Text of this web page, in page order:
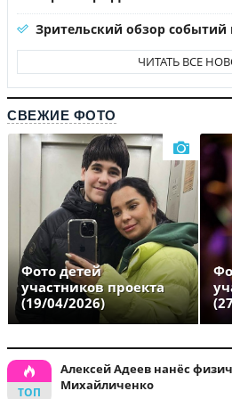
Зрительский обзор событий
ЧИТАТЬ ВСЕ
СВЕЖИЕ ФОТО
Фото детей
участников проекта
(19/04/2026)
Алексей Адеев нанёс
Михайличенко